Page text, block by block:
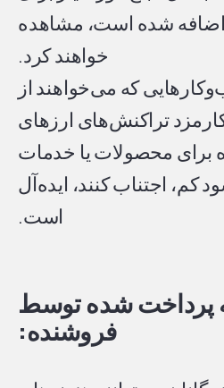
شده است، مشاهده
خواهند کرد.
که می‌خواهند از
تراکنش‌های ارزهای
برای محصولات یا خدمات
کم، اجتناب کنند، ایده‌آل
است.
پرداخت شده توسط
فروشنده: